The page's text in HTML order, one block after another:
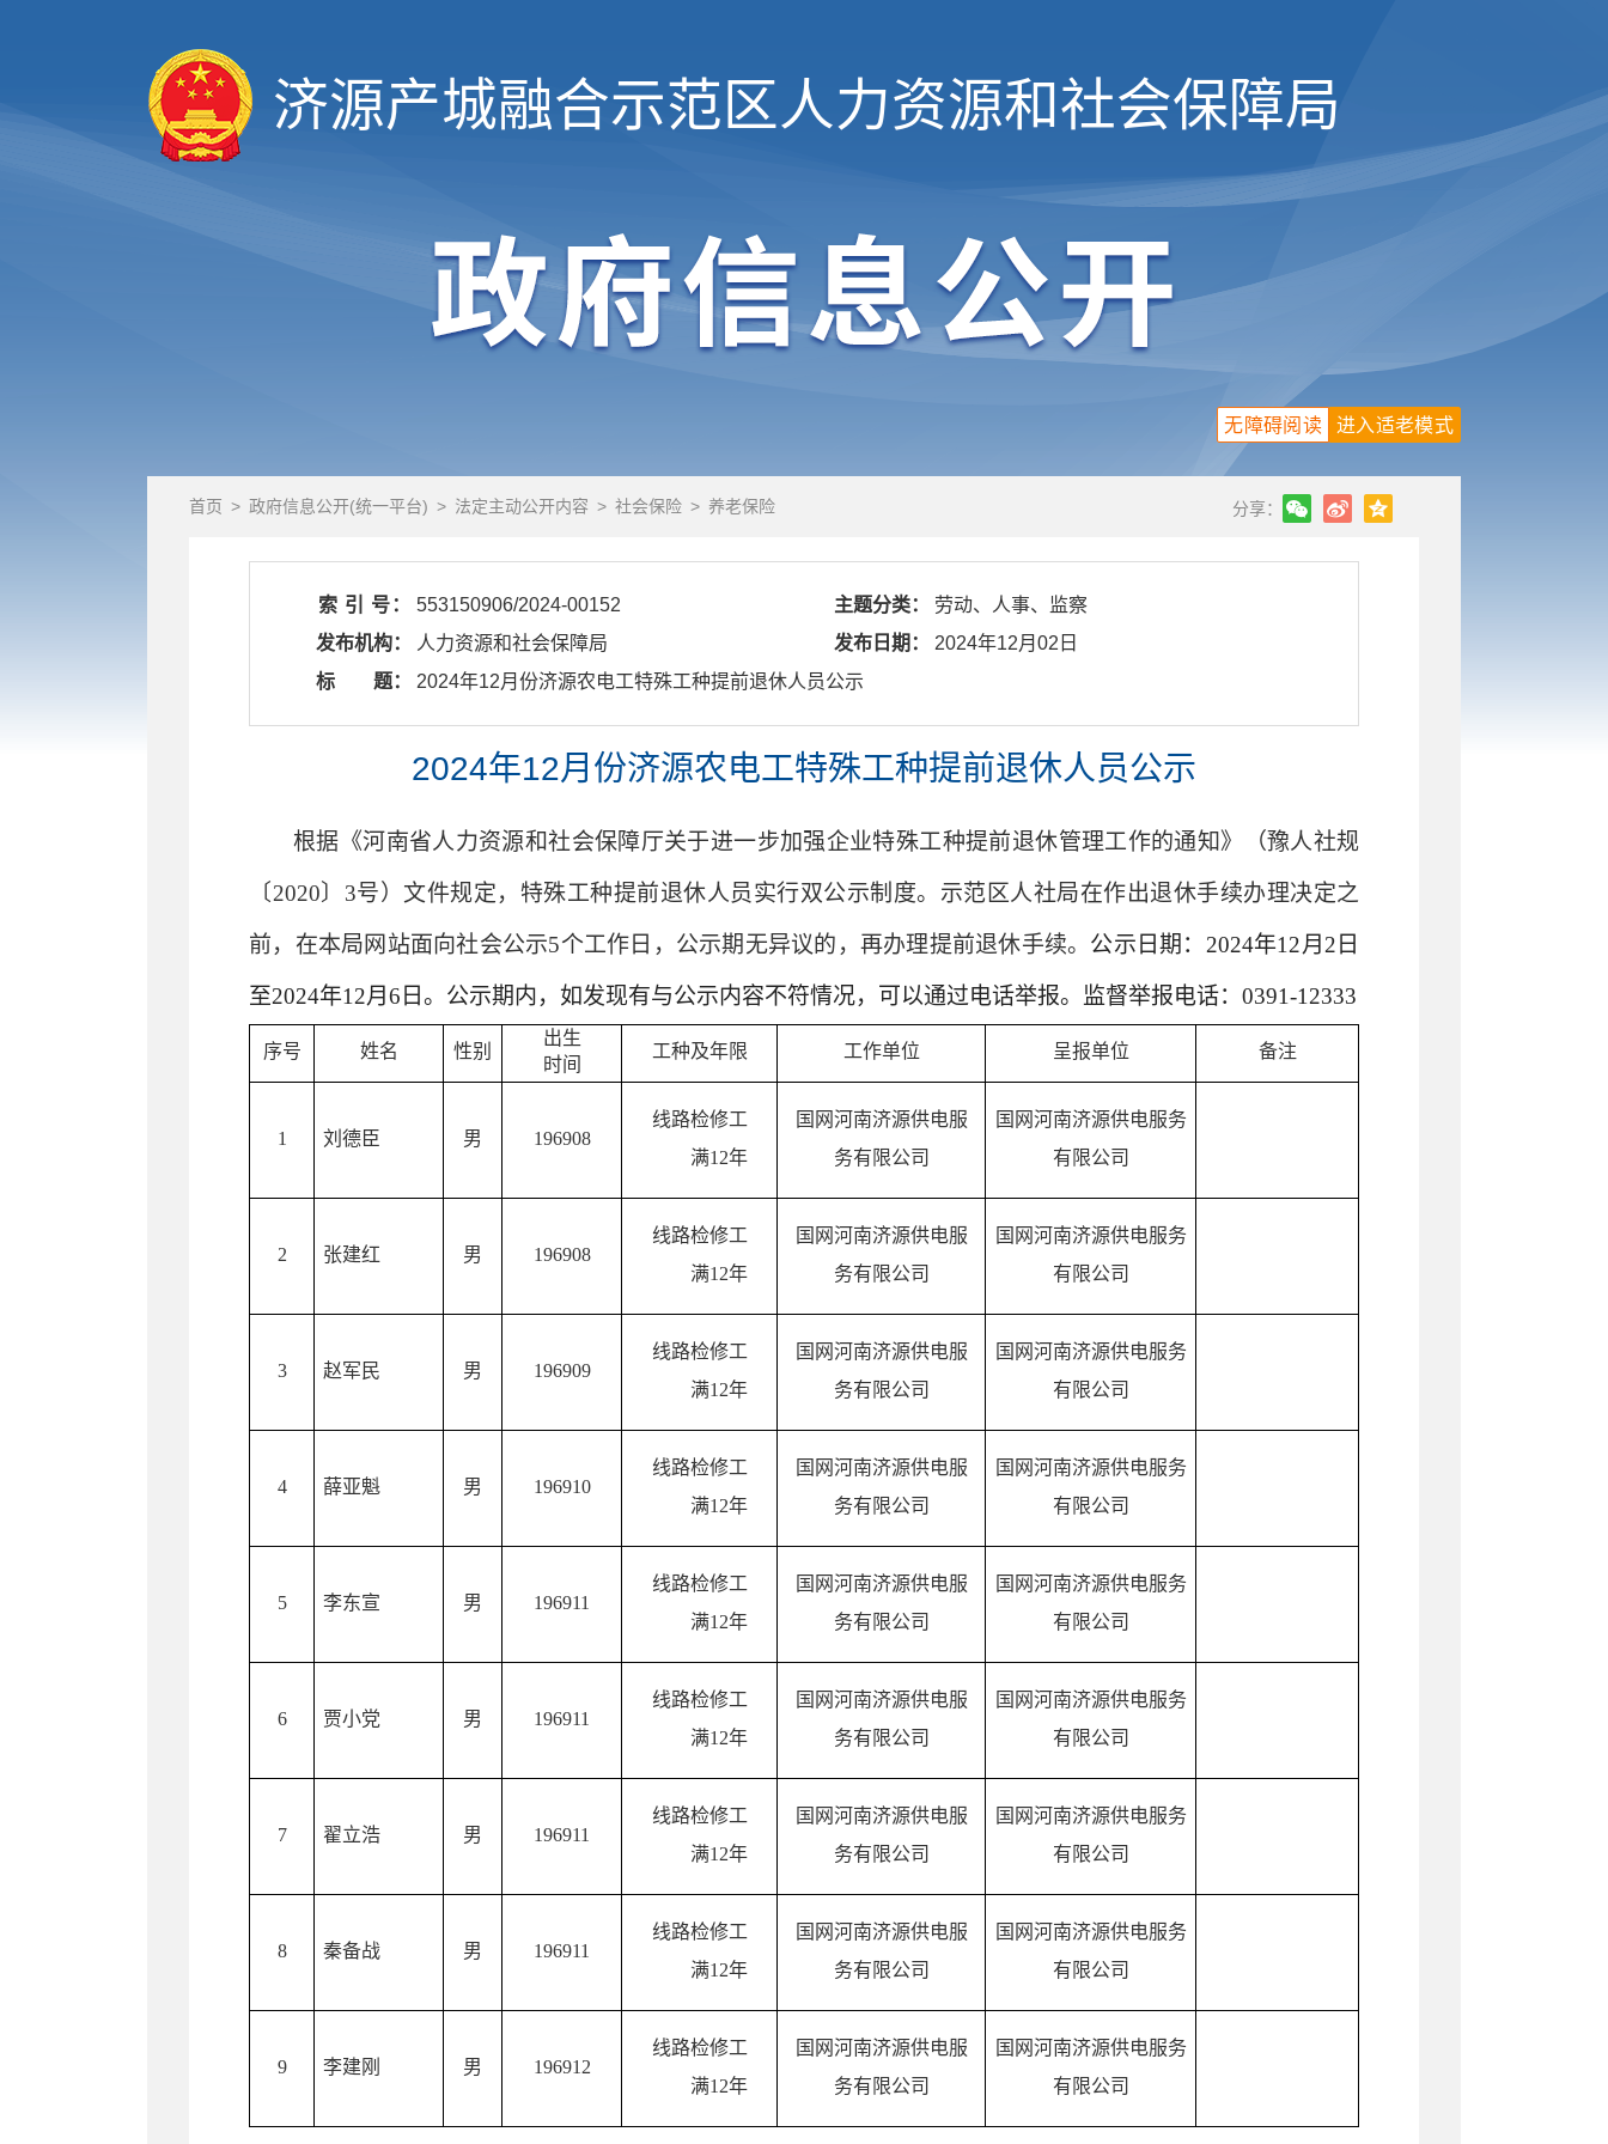
济源产城融合示范区人力资源和社会保障局
进入适老模式
无障碍阅读
首页 > 政府信息公开(统一平台) > 法定主动公开内容 > 社会保险 > 养老保险 分享：
索 引 号： 553150906/2024-00152 主题分类：
劳动、人事、监察
发布机构：
人力资源和社会保障局 发布日期：
2024年12月02日
标 题：
​ 2024年12月份济源农电工特殊工种提前退休人员公示
2024年12月份济源农电工特殊工种提前退休人员公示
根据 《河南省人力资源和社会保障厅关于进一步加强企业特殊工种提前退休管理工作的通知》（豫人社规
〔 2020〕 3号）文件规定， 特殊工种提前退休人员实行双公示制度。示范区人社局在作出退休手续办理决定之
前，在本局网站面向社会公示5个工作日，公示期无异议的，再办理提前退休手续。 公示日期：2024年12月 2 日
至2024年12月 6 日。公示期内，如发现有与公示内容不符情况，可以通过电话举报。监督举报电话：0391-12333
序号 姓名 性别
出生
时间
工种及年限 工作单位 呈报单位 备注
1 刘德臣 男 196908
线路检修工
满1 2年
国网河南济源供电服
务有限公司
国网河南济源供电服务
有限公司
2 张建红 男 196908
线路检修工
满1 2年
国网河南济源供电服
务有限公司
国网河南济源供电服务
有限公司
3 赵军民 男 196909
线路检修工
满1 2年
国网河南济源供电服
务有限公司
国网河南济源供电服务
有限公司
4 薛亚魁 男 196910
线路检修工
满1 2年
国网河南济源供电服
务有限公司
国网河南济源供电服务
有限公司
5 李东宣 男 196911
线路检修工
满1 2年
国网河南济源供电服
务有限公司
国网河南济源供电服务
有限公司
6 贾小党 男 196911
线路检修工
满1 2年
国网河南济源供电服
务有限公司
国网河南济源供电服务
有限公司
7 翟立浩 男 196911
线路检修工
满1 2年
国网河南济源供电服
务有限公司
国网河南济源供电服务
有限公司
8 秦备战 男 196911
线路检修工
满1 2年
国网河南济源供电服
务有限公司
国网河南济源供电服务
有限公司
9 李建刚 男 196912
线路检修工
满1 2年
国网河南济源供电服
务有限公司
国网河南济源供电服务
有限公司